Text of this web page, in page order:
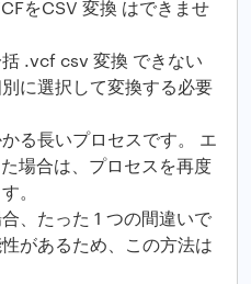
をCSV 変換 はできませ
.vcf csv 変換 できない
に選択して変換する必要
る長いプロセスです。 エ
場合は、プロセスを再度
。
、たった 1 つの間違いで
があるため、この方法は